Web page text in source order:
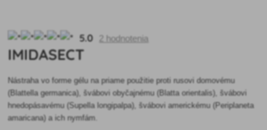
5.0 2 hodnotenia
IMIDASECT
Nástraha vo forme gélu na priame použitie proti rusovi domovému
(Blattella germanica), švábovi obyčajnému (Blatta orientalis), švábovi
hnedopásavému (Supella longipalpa), švábovi americkému (Periplaneta
amaricana) a ich nymfám.